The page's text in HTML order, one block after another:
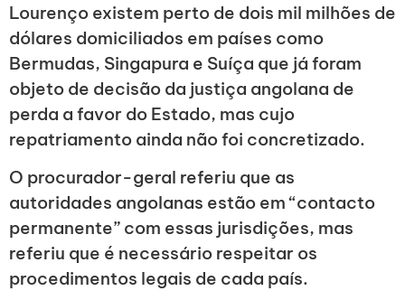
Lourenço existem perto de dois mil milhões de
dólares domiciliados em países como
Bermudas, Singapura e Suíça que já foram
objeto de decisão da justiça angolana de
perda a favor do Estado, mas cujo
repatriamento ainda não foi concretizado.
O procurador-geral referiu que as
autoridades angolanas estão em “contacto
permanente” com essas jurisdições, mas
referiu que é necessário respeitar os
procedimentos legais de cada país.